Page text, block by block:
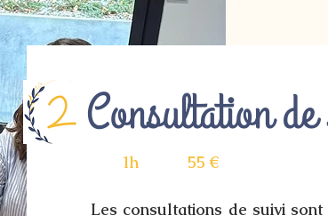
Consultation
1h 55 €
Les consultations de suivi sont